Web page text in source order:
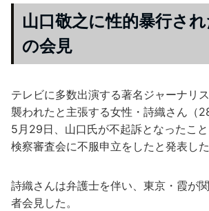
山口敬之に性的暴行さ
の会見
テレビに多数出演する著名ジャーナリ
襲われたと主張する女性・詩織さん（
5月29日、山口氏が不起訴となったこと
検察審査会に不服申立をしたと発表した
詩織さんは弁護士を伴い、東京・霞が
者会見した。